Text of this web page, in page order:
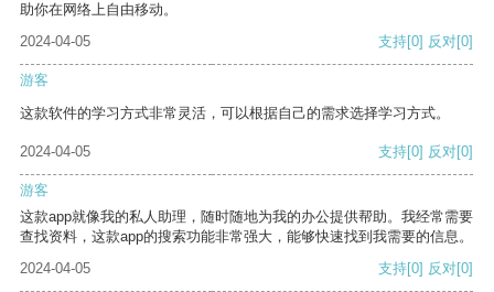
助你在网络上自由移动。
2024-04-05
支持[0] 反对[0]
游客
这款软件的学习方式非常灵活，可以根据自己的需求选择学习方式。
2024-04-05 支持[0] 反对[0]
游客
这款app就像我的私人助理，随时随地为我的办公提供帮助。我经常需要
查找资料，这款app的搜索功能非常强大，能够快速找到我需要的信息。
2024-04-05
支持[0] 反对[0]